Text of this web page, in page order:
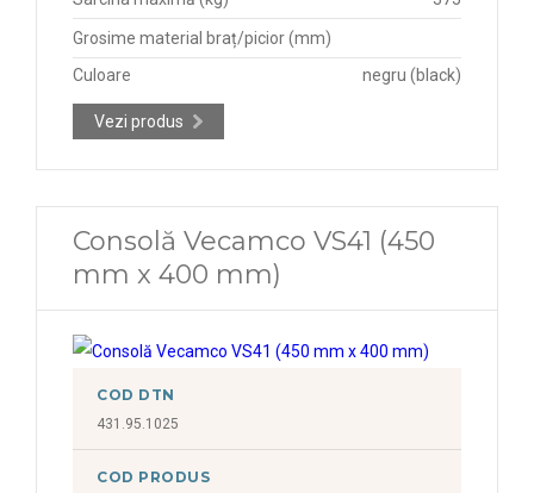
Grosime material braț/picior (mm)
Culoare
negru (black)
Vezi produs
Consolă Vecamco VS41 (450
mm x 400 mm)
COD DTN
431.95.1025
COD PRODUS